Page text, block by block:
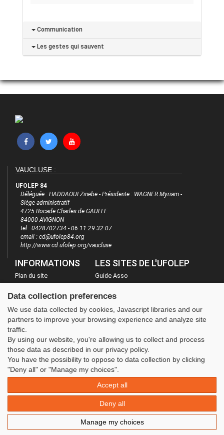
Communication
Les gestes qui sauvent
VAUCLUSE :
UFOLEP 84
Déléguée : HADDAOUI Zinebe - Présidente : WAGNER Myriam -
Siège administratif
4725 Rocade Charles de GAULLE
84000 AVIGNON
tel : 0428702734 - 06 11 29 32 07
email : cd@ufolep84.org
http://www.cd.ufolep.org/vaucluse
INFORMATIONS
Plan du site
Mentions légales
Administration
LES SITES DE L'UFOLEP
Guide Asso
Inscriptions évènements
© 2020 UFOLEP . All rights reserved | Design by
Data collection preferences
We use data collected by cookies, Javascript libraries and our
partners to improve your browsing experience and analyze site
traffic.
By using our website, you're allowing us to collect and process
those data as described in our privacy policy.
You have the possibility to oppose to data collection by clicking
"Deny all" or "Manage my choices".
Accept all
Deny all
Manage my choices